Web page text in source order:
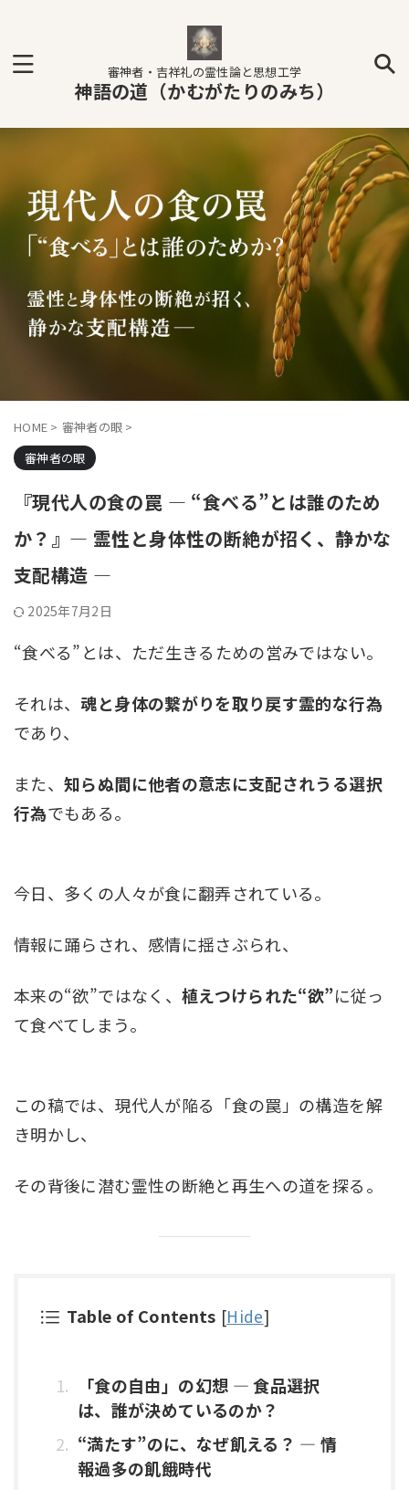
審神者・吉祥礼の霊性論と思想工学
神語の道（かむがたりのみち）
HOME > 審神者の眼 >
審神者の眼
『現代人の食の罠 ― “食べる”とは誰のため
か？』― 霊性と身体性の断絶が招く、静かな
支配構造 ―
2025年7月2日
“食べる”とは、ただ生きるための営みではない。
それは、 魂と身体の繋がりを取り戻す霊的な行為
であり、
また、知らぬ間に他者の意志に支配されうる選択
行為でもある。
今日、多くの人々が食に翻弄されている。
情報に踊らされ、感情に揺さぶられ、
本来の“欲”ではなく、 植えつけられた“欲”に従っ
て食べてしまう。
この稿では、現代人が陥る「食の罠」の構造を解
き明かし、
その背後に潜む霊性の断絶と再生への道を探る。
Table of Contents [Hide]
「食の自由」の幻想 ― 食品選択
は、誰が決めているのか？
“満たす”のに、なぜ飢える？ ― 情
報過多の飢餓時代